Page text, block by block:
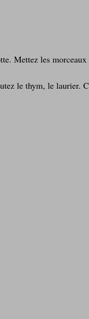
Mettez les
le thym, le laurier.